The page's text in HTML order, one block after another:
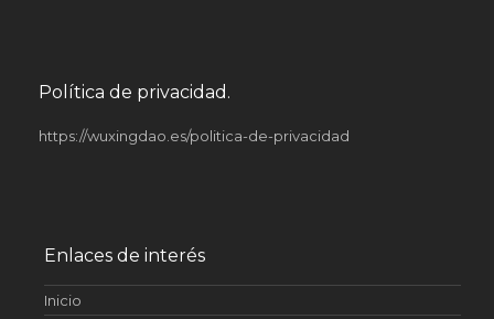
Política de privacidad.
https://wuxingdao.es/politica-de-privacidad
Enlaces de interés
Inicio